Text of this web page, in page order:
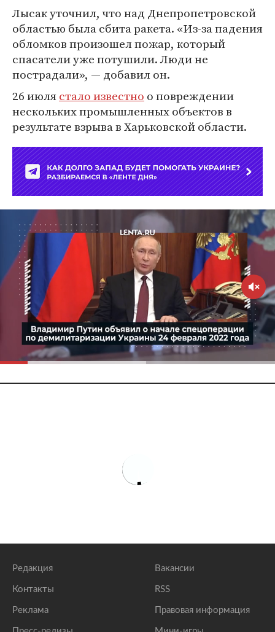
Лысак уточнил, что над Днепропетровской
областью была сбита ракета. «Из-за падения
обломков произошел пожар, который
спасатели уже потушили. Люди не
пострадали», — добавил он.
26 июлястало известно о повреждении
нескольких промышленных объектов в
результате взрыва в Харьковской области.
Редакция
Контакты
Реклама
Вакансии
RSS
Правовая информация